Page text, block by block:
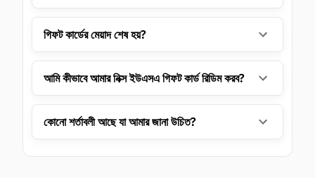
গিফট কার্ডের মেয়াদ শেষ হয়?
আমি কীভাবে আমার নিক্স ইউএসএ গিফট কার্ড রিডিম করব?
কোনো শর্তাবলী আছে যা আমার জানা উচিত?